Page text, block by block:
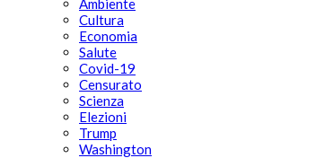
Ambiente
Cultura
Economia
Salute
Covid-19
Censurato
Scienza
Elezioni
Trump
Washington